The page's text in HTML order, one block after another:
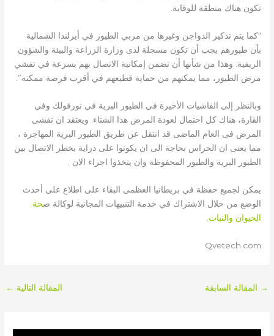
تكون هناك منطقة للوقاية.
“كما يتم تذكير الدواجن وغيرها من مربي الطيور في أيرلندا الشمالية
بأن طيورهم يجب أن تكون مسجلة لدى وزارة الزراعة والبيئة والشؤون
الريفية. وهذا من شأنها أن تضمن إمكانية الاتصال بهم بسرعة في تفشي
مرض الطيور، مما يمكنهم من حماية قطيعهم في أقرب فرصة ممكنة”.
وبالنظر إلى الفاشيات الأخيرة في الطيور البرية في نورفولك وفي
القارة، هناك كل احتمال لعودة المرض هذا الشتاء. ويعتقد ان تفشى
المرض فى العام الماضى قد انتقل عن طريق الطيور البرية المهاجرة ،
مما يعنى ان الحراس بحاجة الى ان يكونوا على دراية بخطر الاتصال بين
الطيور البرية والطيور المحفوظة وان يتخذوا اجراء الان .
يمكن لجميع حفظة في بريطانيا العظمى البقاء على اطلاع على أحدث
الوضع من خلال الاشتراك في خدمة التنبيهات المجانية لوكالة صحة
الحيوان والنبات
Qvetech.com
→ المقالة السابقة المقالة التالية ←